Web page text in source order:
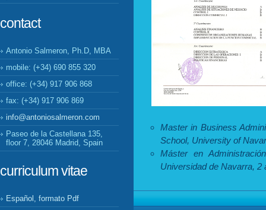
contact
Antonio Salmeron, Ph.D, MBA
mobile: (+34) 690 855 320
office: (+34) 917 906 868
fax: (+34) 917 906 869
info@antoniosalmeron.com
Paseo de la Castellana 135,
floor 7, 28046 Madrid, Spain
curriculum vitae
Español, formato Pdf
Master in Business
School, University of
Máster en
Universidad de Navarra, 2